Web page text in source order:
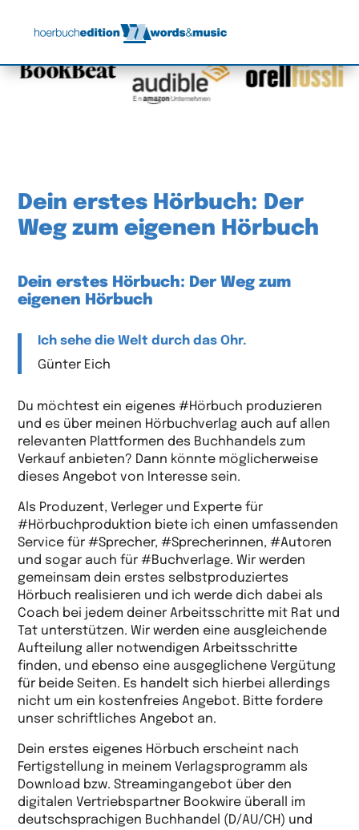
Dein erstes Hörbuch: Der
Weg zum eigenen Hörbuch
Dein erstes Hörbuch: Der Weg zum
eigenen Hörbuch
Ich sehe die Welt durch das Ohr.
Günter Eich
Du möchtest ein eigenes #Hörbuch produzieren
und es über meinen Hörbuchverlag auch auf allen
relevanten Plattformen des Buchhandels zum
Verkauf anbieten? Dann könnte möglicherweise
dieses Angebot von Interesse sein.
Als Produzent, Verleger und Experte für
#Hörbuchproduktion biete ich einen umfassenden
Service für #Sprecher, #Sprecherinnen, #Autoren
und sogar auch für #Buchverlage. Wir werden
gemeinsam dein erstes selbstproduziertes
Hörbuch realisieren und ich werde dich dabei als
Coach bei jedem deiner Arbeitsschritte mit Rat und
Tat unterstützen. Wir werden eine ausgleichende
Aufteilung aller notwendigen Arbeitsschritte
finden, und ebenso eine ausgeglichene Vergütung
für beide Seiten. Es handelt sich hierbei allerdings
nicht um ein kostenfreies Angebot. Bitte fordere
unser schriftliches Angebot an.
Dein erstes eigenes Hörbuch erscheint nach
Fertigstellung in meinem Verlagsprogramm als
Download bzw. Streamingangebot über den
digitalen Vertriebspartner Bookwire überall im
deutschsprachigen Buchhandel (D/AU/CH) und